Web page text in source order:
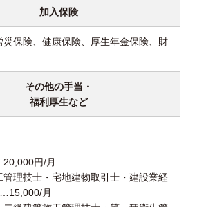
加入保険
災保険、健康保険、厚生年金保険、財
その他の手当・
福利厚生など
円/月
管理技士・宅地建物取引士・建設業経
月